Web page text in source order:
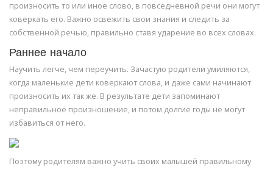
произносить то или иное слово, в повседневной речи они могут
коверкать его. Важно освежить свои знания и следить за
собственной речью, правильно ставя ударение во всех словах.
Раннее начало
Научить легче, чем переучить. Зачастую родители умиляются,
когда маленькие дети коверкают слова, и даже сами начинают
произносить их так же. В результате дети запоминают
неправильное произношение, и потом долгие годы не могут
избавиться от него.
Поэтому родителям важно учить своих малышей правильному